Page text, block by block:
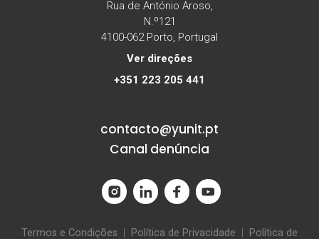
Rua de António Aroso,
N.º121
4100-062 Porto, Portugal
Ver direções
+351 223 205 441
contacto@yunit.pt
Canal denúncia
Termos e Condições Política de Privacidade Política de